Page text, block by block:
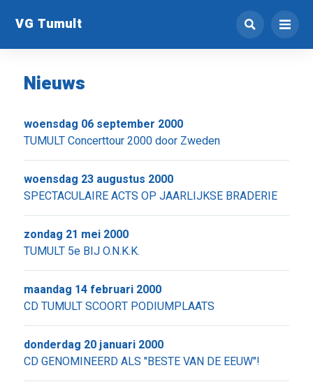
VG Tumult
Nieuws
TUMULT Concerttour 2000 door Zweden
woensdag 06 september 2000
SPECTACULAIRE ACTS OP JAARLIJKSE BRADERIE
woensdag 23 augustus 2000
TUMULT 5e BIJ O.N.K.K.
zondag 21 mei 2000
CD TUMULT SCOORT PODIUMPLAATS
maandag 14 februari 2000
CD GENOMINEERD ALS "BESTE VAN DE EEUW"!
donderdag 20 januari 2000